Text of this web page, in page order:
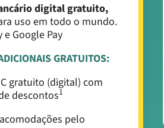
digital gratuito,
uso em todo o mundo.
e Google Pay
GRATUITOS:
gratuito (digital) com
descontos1
pelo